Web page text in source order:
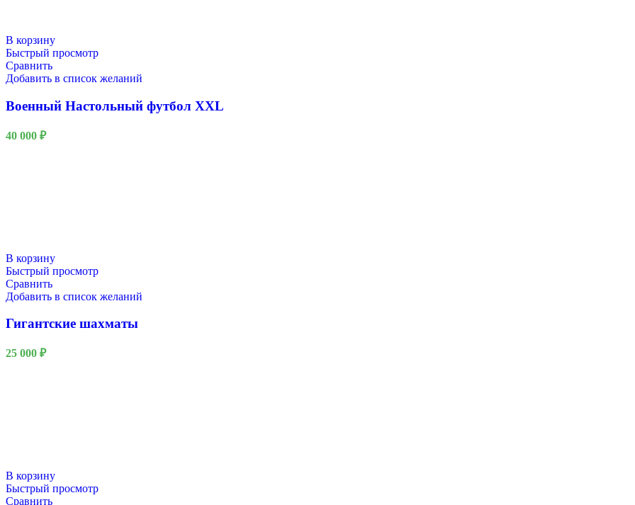
В корзину
Быстрый просмотр
Сравнить
Добавить в список желаний
Военный Настольный футбол XXL
40 000 ₽
В корзину
Быстрый просмотр
Сравнить
Добавить в список желаний
Гигантские шахматы
25 000 ₽
В корзину
Быстрый просмотр
Сравнить